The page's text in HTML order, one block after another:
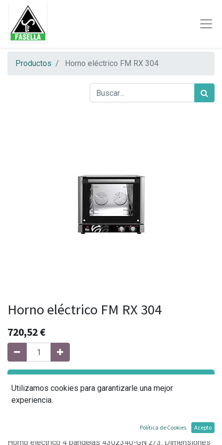
Productos Horno eléctrico FM RX 304
Horno eléctrico FM RX 304
720,52€
Horno eléctrico 4 bandejas 430z340-GN 2/3. Dimensiones
Utilizamos cookies para garantizarle una mejor
experiencia.
Política de Cookies Acepto